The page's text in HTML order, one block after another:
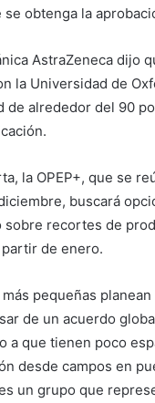
obtenga la
AstraZeneca dijo
la Universidad de
de alrededor del 90
la OPEP+, que se
buscará
sobre recortes de
de enero.
pequeñas
de un acuerdo
a que tienen poco
desde campos en
un grupo que